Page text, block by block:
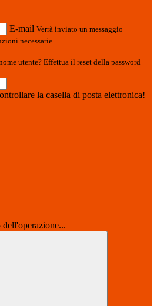
E-mail Verrà inviato un messaggio
necessarie.
utente? Effettua il reset della password
la casella di posta elettronica!